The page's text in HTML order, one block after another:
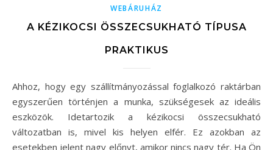
WEBÁRUHÁZ
A KÉZIKOCSI ÖSSZECSUKHATÓ TÍPUSA
PRAKTIKUS
Ahhoz, hogy egy szállítmányozással foglalkozó raktárban
egyszerűen történjen a munka, szükségesek az ideális
eszközök. Idetartozik a kézikocsi összecsukható
változatban is, mivel kis helyen elfér. Ez azokban az
esetekben jelent nagy előnyt, amikor nincs nagy tér. Ha Ön